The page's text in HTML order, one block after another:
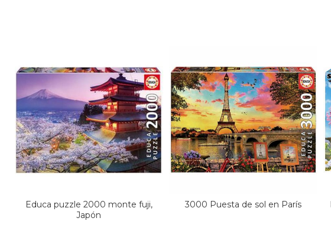
Educa puzzle 2000 monte fuji,
Japón
3000 Puesta de sol en París